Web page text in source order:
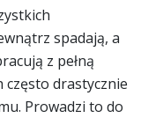
spadają, a
z pełną
często drastycznie
Prowadzi to do